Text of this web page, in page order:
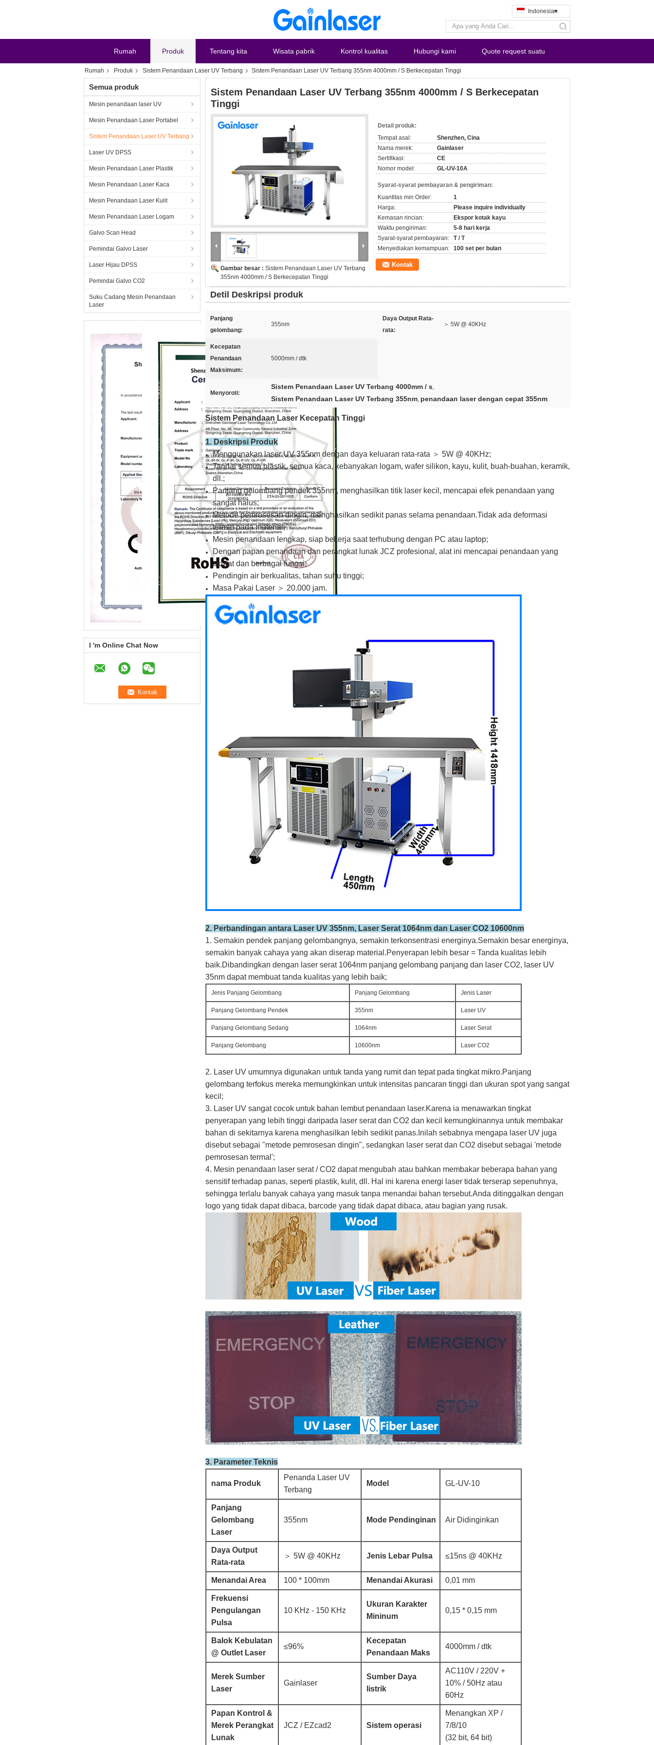
Indonesian
search
Rumah Produk Tentang kita Wisata pabrik Kontrol kualitas Hubungi kami Quote request suatu
Rumah Produk Sistem Penandaan Laser UV Terbang Sistem Penandaan Laser UV Terbang 355nm 4000mm / S Berkecepatan Tinggi
Semua produk
Mesin penandaan laser UV
Mesin Penandaan Laser Portabel
Sistem Penandaan Laser UV Terbang
Laser UV DPSS
Mesin Penandaan Laser Plastik
Mesin Penandaan Laser Kaca
Mesin Penandaan Laser Kulit
Mesin Penandaan Laser Logam
Galvo Scan Head
Pemindai Galvo Laser
Laser Hijau DPSS
Pemindai Galvo CO2
Suku Cadang Mesin Penandaan
Laser
I 'm Online Chat Now
Sistem Penandaan Laser UV Terbang 355nm 4000mm / S Berkecepatan
Tinggi
Gambar besar : Sistem Penandaan Laser UV Terbang
355nm 4000mm / S Berkecepatan Tinggi
Detail produk:
Tempat asal:
Shenzhen, Cina
Nama merek:
Gainlaser
Sertifikasi:
CE
Nomor model:
GL-UV-10A
Syarat-syarat pembayaran & pengiriman:
Kuantitas min Order:
1
Harga:
Please inquire individually
Kemasan rincian:
Ekspor kotak kayu
Waktu pengiriman:
5-8 hari kerja
Syarat-syarat pembayaran:
T / T
Menyediakan kemampuan: 100 set per bulan
Kontak
Detil Deskripsi produk
Panjang
gelombang:
355nm
Daya Output Rata-
rata:
＞ 5W @ 40KHz
Kecepatan
Penandaan
Maksimum:
5000mm / dtk
Menyoroti:
Sistem Penandaan Laser UV Terbang 4000mm / s,
Sistem Penandaan Laser UV Terbang 355nm, penandaan laser dengan cepat 355nm
Sistem Penandaan Laser Kecepatan Tinggi
1. Deskripsi Produk
Menggunakan laser UV 355nm dengan daya keluaran rata-rata ＞ 5W @ 40KHz;
Tandai semua plastik, semua kaca, kebanyakan logam, wafer silikon, kayu, kulit, buah-buahan, keramik,
dll.;
Panjang gelombang pendek 355nm, menghasilkan titik laser kecil, mencapai efek penandaan yang
sangat halus;
Metode pemrosesan dingin, menghasilkan sedikit panas selama penandaan.Tidak ada deformasi
termal pada material;
Mesin penandaan lengkap, siap bekerja saat terhubung dengan PC atau laptop;
Dengan papan penandaan dan perangkat lunak JCZ profesional, alat ini mencapai penandaan yang
akurat dan berbagai fungsi;
Pendingin air berkualitas, tahan suhu tinggi;
Masa Pakai Laser ＞ 20.000 jam.
2. Perbandingan antara Laser UV 355nm, Laser Serat 1064nm dan Laser CO2 10600nm
1. Semakin pendek panjang gelombangnya, semakin terkonsentrasi energinya.Semakin besar energinya,
semakin banyak cahaya yang akan diserap material.Penyerapan lebih besar = Tanda kualitas lebih
baik.Dibandingkan dengan laser serat 1064nm panjang gelombang panjang dan laser CO2, laser UV
35nm dapat membuat tanda kualitas yang lebih baik;
Jenis Panjang Gelombang Panjang Gelombang Jenis Laser
Panjang Gelombang Pendek 355nm Laser UV
Panjang Gelombang Sedang 1064nm Laser Serat
Panjang Gelombang 10600nm Laser CO2
2. Laser UV umumnya digunakan untuk tanda yang rumit dan tepat pada tingkat mikro.Panjang
gelombang terfokus mereka memungkinkan untuk intensitas pancaran tinggi dan ukuran spot yang sangat
kecil;
3. Laser UV sangat cocok untuk bahan lembut penandaan laser.Karena ia menawarkan tingkat
penyerapan yang lebih tinggi daripada laser serat dan CO2 dan kecil kemungkinannya untuk membakar
bahan di sekitarnya karena menghasilkan lebih sedikit panas.Inilah sebabnya mengapa laser UV juga
disebut sebagai "metode pemrosesan dingin", sedangkan laser serat dan CO2 disebut sebagai 'metode
pemrosesan termal';
4. Mesin penandaan laser serat / CO2 dapat mengubah atau bahkan membakar beberapa bahan yang
sensitif terhadap panas, seperti plastik, kulit, dll. Hal ini karena energi laser tidak terserap sepenuhnya,
sehingga terlalu banyak cahaya yang masuk tanpa menandai bahan tersebut.Anda ditinggalkan dengan
logo yang tidak dapat dibaca, barcode yang tidak dapat dibaca, atau bagian yang rusak.
3. Parameter Teknis
nama Produk
Penanda Laser UV
Terbang
Model GL-UV-10
Panjang
Gelombang
Laser
355nm Mode Pendinginan Air Didinginkan
Daya Output
Rata-rata
＞ 5W @ 40KHz Jenis Lebar Pulsa ≤15ns @ 40KHz
Menandai Area 100 * 100mm Menandai Akurasi 0,01 mm
Frekuensi
Pengulangan
Pulsa
10 KHz - 150 KHz
Ukuran Karakter
Mininum
0,15 * 0,15 mm
Balok Kebulatan
@ Outlet Laser
≤96%
Kecepatan
Penandaan Maks
4000mm / dtk
Merek Sumber
Laser
Gainlaser
Sumber Daya
listrik
AC110V / 220V +
10% / 50Hz atau
60Hz
Papan Kontrol &
Merek Perangkat
Lunak
JCZ / EZcad2 Sistem operasi
Menangkan XP /
7/8/10
(32 bit, 64 bit)